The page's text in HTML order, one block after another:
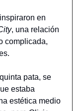
en
, una relación
complicada,
pata, se
estaba
estética medio